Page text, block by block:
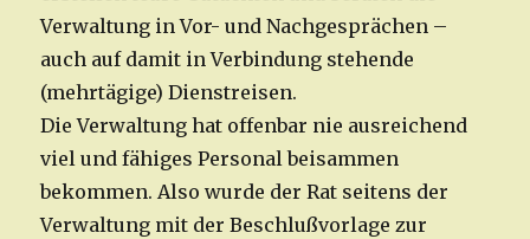
Verwaltung in Vor- und Nachgesprächen –
auch auf damit in Verbindung stehende
(mehrtägige) Dienstreisen.
Die Verwaltung hat offenbar nie ausreichend
viel und fähiges Personal beisammen
bekommen. Also wurde der Rat seitens der
Verwaltung mit der Beschlußvorlage zur